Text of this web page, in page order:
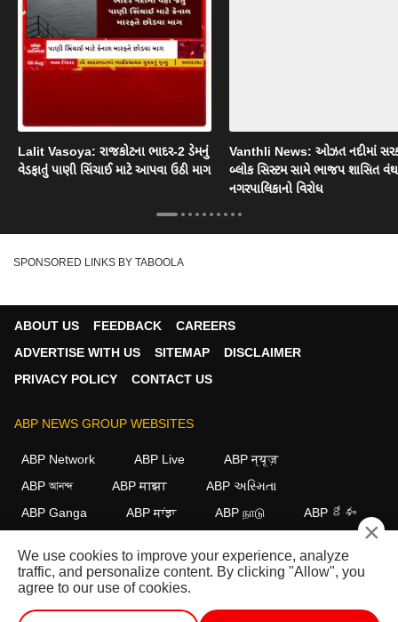
Lalit Vasoya: રાજકોટના ભાદર-2 ડેમનું
વેડફાતું પાણી સિંચાઈ માટે આપવા ઉઠી માગ
Vanthli News: ઓઝત નદીમાં
બ્લોક સિસ્ટમ સામે ભાજપ શાસિત
નગરપાલિકાનો વિરોધ
SPONSORED LINKS BY TABOOLA
ABOUT US FEEDBACK
CAREERS
ADVERTISE WITH US
SITEMAP
DISCLAIMER
PRIVACY POLICY
CONTACT US
ABP NEWS GROUP WEBSITES
ABP Network ABP Live
ABP न्यूज़
ABP আনন্দ
ABP माझा
ABP અસ્મિતા
ABP Ganga
ABP ਸਾਂਝਾ ABP நாடு ABP దేశం
FOLLOW US
This website follows the DNPA Code of Ethics. Copyright@2026.
×
We use cookies to improve your experience, analyze
traffic, and personalize content. By clicking "Allow", you
agree to our use of cookies.